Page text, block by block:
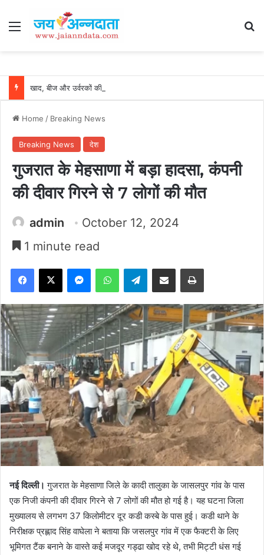
Menu
Home / Breaking News
Breaking News देश
गुजरात के मेहसाणा में बड़ा हादसा, कंपनी
की दीवार गिरने से 7 लोगों की मौत
admin
October 12, 2024
1 minute read
Facebook
X MessengerWhatsAppTelegramShare via Email Print
नई दिल्ली। गुजरात के मेहसाणा जिले के कादी तालुका के जासलपुर गांव के पास
एक निजी कंपनी की दीवार गिरने से 7 लोगों की मौत हो गई है। यह घटना जिला
मुख्यालय से लगभग 37 किलोमीटर दूर कडी कस्बे के पास हुई। कडी थाने के
निरीक्षक प्रह्लाद सिंह वाघेला ने बताया कि जसलपुर गांव में एक फैक्टरी के लिए
भूमिगत टैंक बनाने के वास्ते कई मजदूर गड्ढा खोद रहे थे, तभी मिट्टी धंस गई